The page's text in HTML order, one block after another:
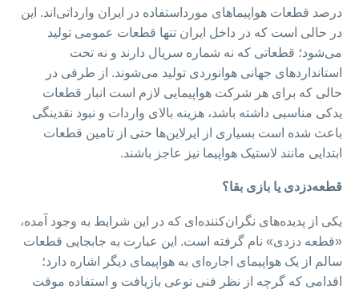
درصد قطعات هواپیماهای مورداستفاده در ایران وارداتی‌اند. این
در حالی است که در داخل ایران تنها قطعات عمومی تولید
می‌شود؛ قطعاتی که نه شماره‌ سریال دارند و نه تحت
استانداردهای جهانی هوانوردی تولید می‌شوند. از طرفی در
حالی که برای هر شرکت هواپیمایی لازم است انبار قطعات
یدکی مناسبی داشته باشد، هزینه بالای واردات و نبود نقدینگی
باعث شده است بسیاری از ایرلاین‌ها حتی از تامین قطعات
ابتدایی مانند لاستیک هواپیما نیز عاجز باشند.
قطعه‌دزدی یا بازی بقا؟
یکی از پدیده‌های نگران‌کننده‌ای که در این شرایط به وجود آمده،
«قطعه‌ دزدی» نام گرفته است. این عبارت به جابجایی قطعات
سالم از یک هواپیمای اجاره‌ای به هواپیمای دیگر اشاره دارد؛
اقدامی که گرچه از نظر فنی نوعی بازیافت و استفاده موقت